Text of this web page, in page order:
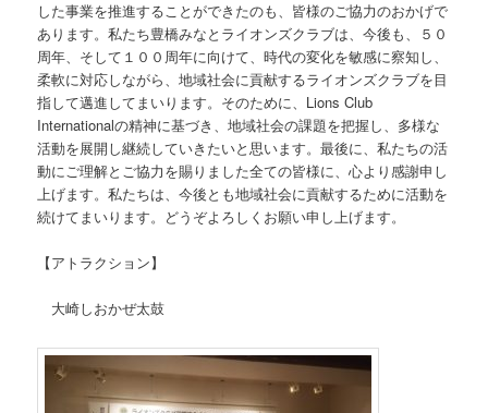
した事業を推進することができたのも、皆様のご協力のおかげで
あります。私たち豊橋みなとライオンズクラブは、今後も、５０
周年、そして１００周年に向けて、時代の変化を敏感に察知し、
柔軟に対応しながら、地域社会に貢献するライオンズクラブを目
指して邁進してまいります。そのために、Lions Club
Internationalの精神に基づき、地域社会の課題を把握し、多様な
活動を展開し継続していきたいと思います。最後に、私たちの活
動にご理解とご協力を賜りました全ての皆様に、心より感謝申し
上げます。私たちは、今後とも地域社会に貢献するために活動を
続けてまいります。どうぞよろしくお願い申し上げます。
【アトラクション】
大崎しおかぜ太鼓